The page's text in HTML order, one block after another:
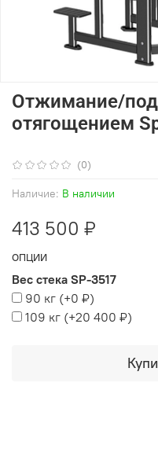
(0)
Наличие: В наличии
Отжимание/
отягощением
413 500 ₽
ОПЦИИ
Вес стека SP-3517
90 кг (+0 ₽)
109 кг (+20 400 ₽)